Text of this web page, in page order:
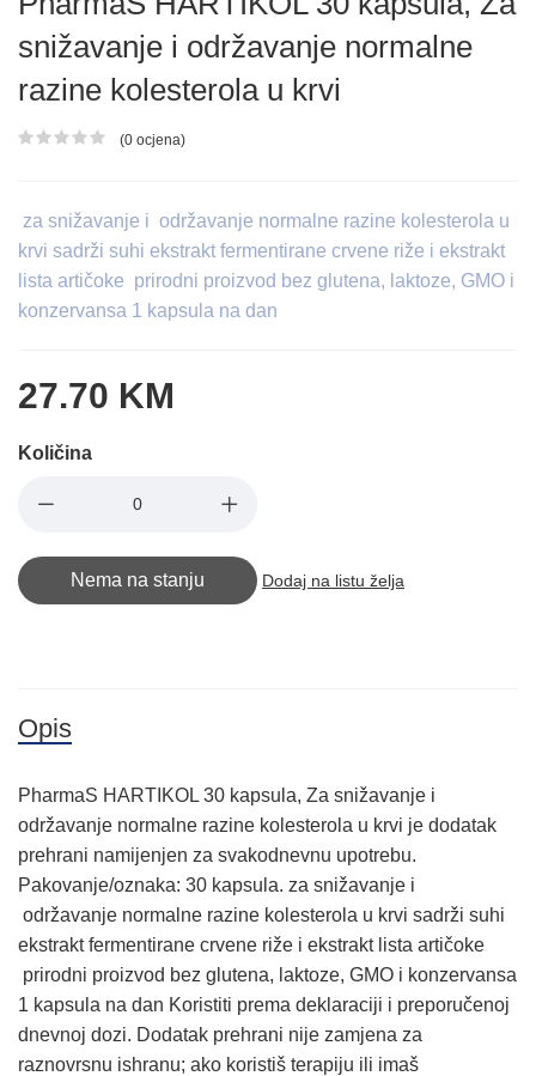
snižavanje i održavanje normalne
razine kolesterola u krvi
Ocjena proizvoda
(0 ocjena)
za snižavanje i održavanje normalne razine kolesterola u
krvi sadrži suhi ekstrakt fermentirane crvene riže i ekstrakt
lista artičoke prirodni proizvod bez glutena, laktoze, GMO i
konzervansa 1 kapsula na dan
27.70 KM
Količina
Nema na stanju Dodaj na listu želja
Opis
PharmaS HARTIKOL 30 kapsula, Za snižavanje i
održavanje normalne razine kolesterola u krvi je dodatak
prehrani namijenjen za svakodnevnu upotrebu.
Pakovanje/oznaka: 30 kapsula. za snižavanje i
održavanje normalne razine kolesterola u krvi sadrži suhi
ekstrakt fermentirane crvene riže i ekstrakt lista artičoke
prirodni proizvod bez glutena, laktoze, GMO i konzervansa
1 kapsula na dan Koristiti prema deklaraciji i preporučenoj
dnevnoj dozi. Dodatak prehrani nije zamjena za
raznovrsnu ishranu; ako koristiš terapiju ili imaš